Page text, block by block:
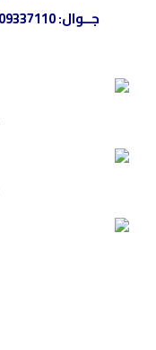
جــوال:050609337110